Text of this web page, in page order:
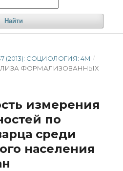
Найти
(2013): СОЦИОЛОГИЯ: 4М /
ФОРМАЛИЗОВАННЫХ
измерения
по
среди
населения